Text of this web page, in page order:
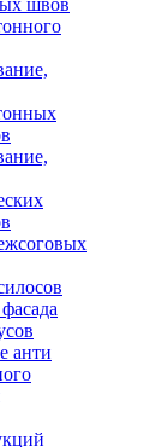
швов
анти